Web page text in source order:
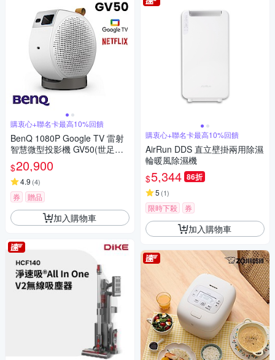
購衷心+聯名卡最高10%回饋
BenQ 1080P Google TV 雷射
智慧微型投影機 GV50(世足首
選)
$20,900
4.9 (4)
券 贈品
加入購物車
購衷心+聯名卡最高10%回饋
AirRun DDS 直立壁掛兩用除濕
輪暖風除濕機
$5,344 86折
5 (1)
限時下殺 券
加入購物車